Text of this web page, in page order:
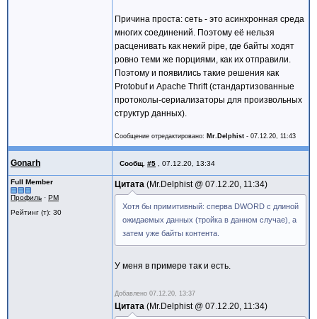
procedure TForm1.Button1Click(Sender:
var buf:TBytes;
buf:=StringToBytes('321');
client.SendBuffer(buf[0],
end;
procedure TForm1.servUDPRead(Sender:
ABinding: TIdSocketHandle);
var I, sz:Cardinal;
begin
sz:=0;
SetLength(sz_bytes, SizeOf(sz));
AData.Read(sz_bytes[0], SizeOf(sz));
for I := 0 to Length(sz_bytes)-1 do sz
SetLength(data, sz);
AData.Read(data[0], sz);
showmessage(BytesToString(data));
end;
Причина проста: сеть - это асинхронная среда
многих соединений. Поэтому её нельзя
расценивать как некий pipe, где байты ходят
ровно теми же порциями, как их отправили.
Поэтому и появились такие решения как
Protobuf и Apache Thrift (стандартизованные
протоколы-сериализаторы для произвольных
структур данных).
Сообщение отредактировано: Mr.Delphist - 07.12.20, 11:43
Gonarh Сообщ. #5 07.12.20, 13:34
Full Member
Профиль · PM
Рейтинг (т): 30
Цитата Mr.Delphist @ 07.12.20, 11:34
Хотя бы примитивный: сперва DWORD с длиной
ожидаемых данных (тройка в данном случае), а
затем уже байты контента.
У меня в примере так и есть.
Добавлено 07.12.20, 13:37
Цитата Mr.Delphist @ 07.12.20, 11:34